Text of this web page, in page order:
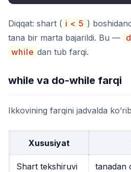
Diqqat: shart ( i < 5 )
tana bir marta bajarildi. Bu —
while dan tub farqi.
while va do-while farqi
Ikkovining farqini jadvalda
Xususiyat
Shart tekshiruvi tanadan